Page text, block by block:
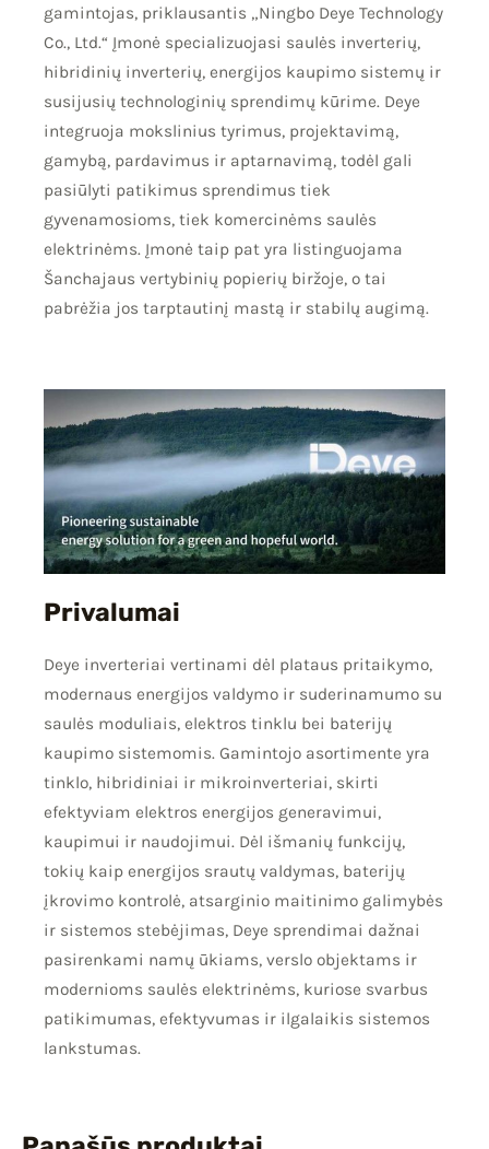
gamintojas, priklausantis „Ningbo Deye Technology
Co., Ltd.“ Įmonė specializuojasi saulės inverterių,
hibridinių inverterių, energijos kaupimo sistemų ir
susijusių technologinių sprendimų kūrime. Deye
integruoja mokslinius tyrimus, projektavimą,
gamybą, pardavimus ir aptarnavimą, todėl gali
pasiūlyti patikimus sprendimus tiek
gyvenamosioms, tiek komercinėms saulės
elektrinėms. Įmonė taip pat yra listinguojama
Šanchajaus vertybinių popierių biržoje, o tai
pabrėžia jos tarptautinį mastą ir stabilų augimą.
Privalumai
Deye inverteriai vertinami dėl plataus pritaikymo,
modernaus energijos valdymo ir suderinamumo su
saulės moduliais, elektros tinklu bei baterijų
kaupimo sistemomis. Gamintojo asortimente yra
tinklo, hibridiniai ir mikroinverteriai, skirti
efektyviam elektros energijos generavimui,
kaupimui ir naudojimui. Dėl išmanių funkcijų,
tokių kaip energijos srautų valdymas, baterijų
įkrovimo kontrolė, atsarginio maitinimo galimybės
ir sistemos stebėjimas, Deye sprendimai dažnai
pasirenkami namų ūkiams, verslo objektams ir
modernioms saulės elektrinėms, kuriose svarbus
patikimumas, efektyvumas ir ilgalaikis sistemos
lankstumas.